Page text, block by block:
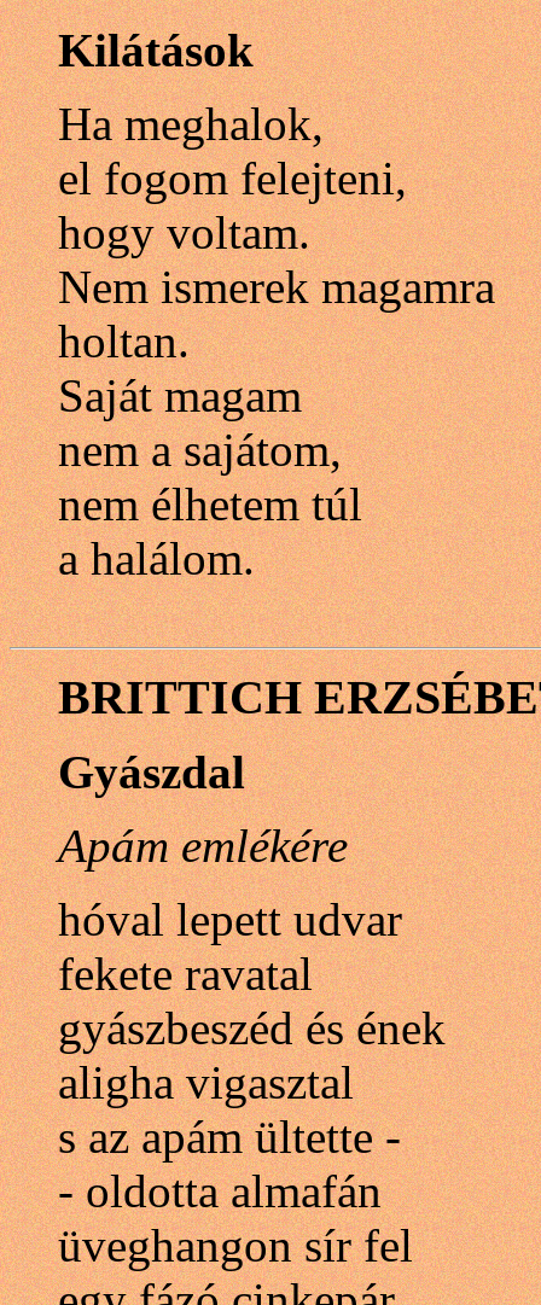
Kilátások
Ha meghalok,
el fogom felejteni,
hogy voltam.
Nem ismerek magamra
holtan.
Saját magam
nem a sajátom,
nem élhetem túl
a halálom.
BRITTICH
Gyászdal
Apám emlékére
hóval lepett udvar
fekete ravatal
gyászbeszéd és ének
aligha vigasztal
s az apám ültette -
- oldotta almafán
üveghangon sír fel